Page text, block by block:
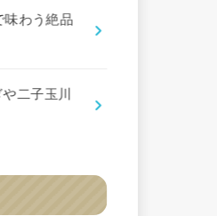
味わう絶品
二子玉川